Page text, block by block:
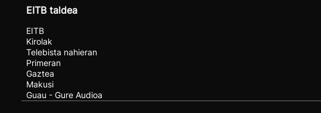
EITB taldea
EITB
Kirolak
Telebista nahieran
Primeran
Gaztea
Makusi
Guau - Gure Audioa